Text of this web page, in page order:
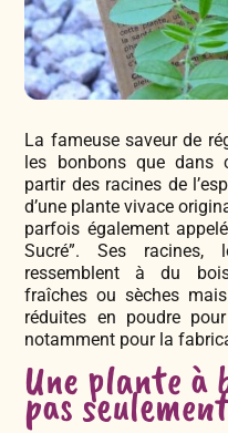
Coffrets & Idées
Tisanes &
Faire-part à semer
Maraichers &
La fameuse saveur de
les bonbons que dans
partir des racines de
d’une plante vivace
parfois également
Sucré”. Ses
ressemblent à du
fraîches ou sèches
réduites en poudre
notamment pour la
Une plante à
pas